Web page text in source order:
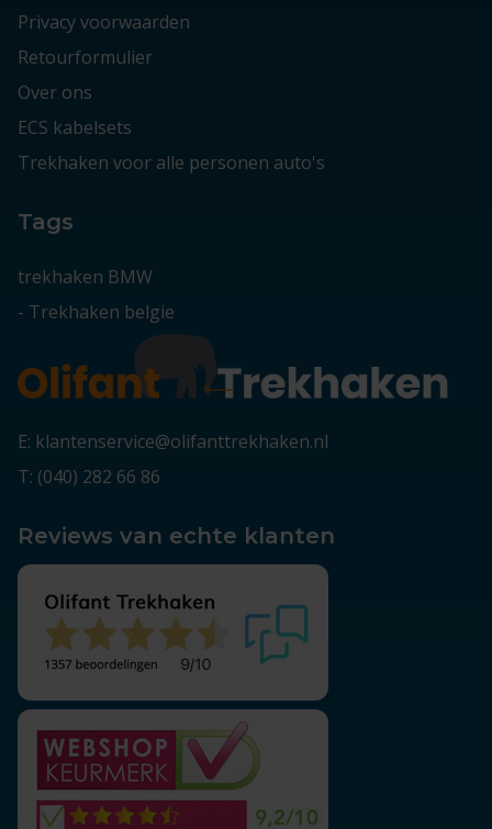
Privacy voorwaarden
Retourformulier
Over ons
ECS kabelsets
Trekhaken voor alle personen auto's
Tags
trekhaken BMW
- Trekhaken belgie
E: klantenservice@olifanttrekhaken.nl
T: (040) 282 66 86
Reviews van echte klanten